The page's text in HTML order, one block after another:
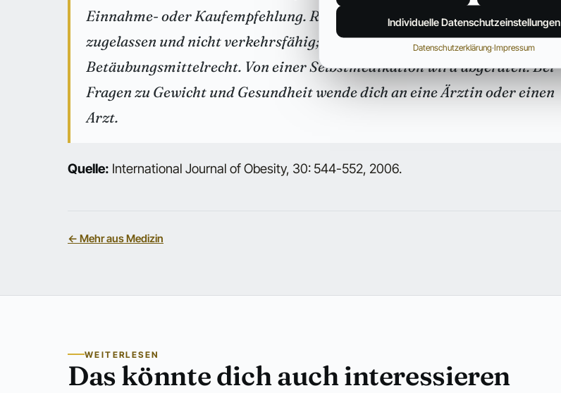
Einnahme- oder Kaufempfehlung. Rimonabant ist in Deutschland nicht
zugelassen und nicht verkehrsfähig; Marihuana unterliegt dem
Betäubungsmittelrecht. Von einer Selbstmedikation wird abgeraten. Bei
Fragen zu Gewicht und Gesundheit wende dich an eine Ärztin oder einen
Arzt.
Quelle: International Journal of Obesity, 30: 544-552, 2006.
← Mehr aus Medizin
WEITERLESEN
Das könnte dich auch interessieren
Individuelle Datenschutzeinstellungen
Datenschutzerklärung·Impressum